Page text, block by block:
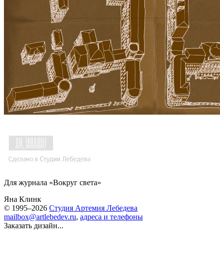
Для журнала «Вокруг света»
Яна Клинк
© 1995–2026 Студия Артемия Лебедева
mailbox@artlebedev.ru, адреса и телефоны
Заказать дизайн...